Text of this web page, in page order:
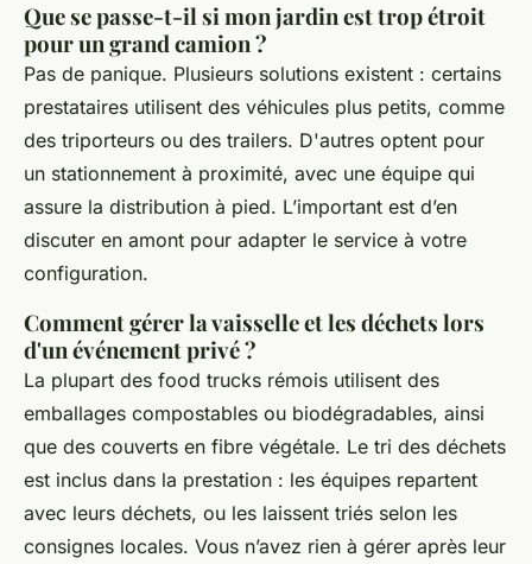
Que se passe-t-il si mon jardin est trop étroit
pour un grand camion ?
Pas de panique. Plusieurs solutions existent : certains
prestataires utilisent des véhicules plus petits, comme
des triporteurs ou des trailers. D'autres optent pour
un stationnement à proximité, avec une équipe qui
assure la distribution à pied. L’important est d’en
discuter en amont pour adapter le service à votre
configuration.
Comment gérer la vaisselle et les déchets lors
d'un événement privé ?
La plupart des food trucks rémois utilisent des
emballages compostables ou biodégradables, ainsi
que des couverts en fibre végétale. Le tri des déchets
est inclus dans la prestation : les équipes repartent
avec leurs déchets, ou les laissent triés selon les
consignes locales. Vous n’avez rien à gérer après leur